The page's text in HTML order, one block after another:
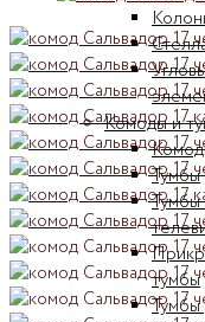
Комоды и
Тумбы
тумбы
Тумбы